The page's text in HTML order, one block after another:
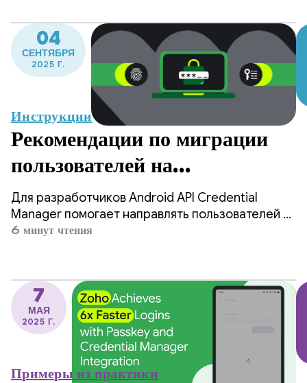
миллиона в год и повышение уровня удержания
пользователей.
04
СЕНТЯБРЯ
2025 Г.
Инструкции
Рекомендации по миграции
пользователей на
использование паролей с
помощью Credential
Manager
Для разработчиков Android API Credential
Manager помогает направлять пользователей к
использованию паролей, обеспечивая при этом
6 минут чтения
7
МАЯ
2025 Г.
Примеры из практики